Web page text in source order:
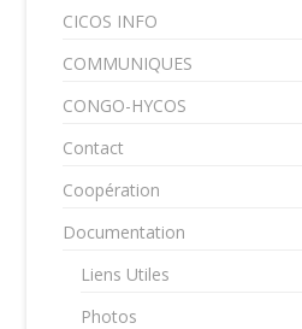
CICOS INFO
COMMUNIQUES
CONGO-HYCOS
Contact
Coopération
Documentation
Liens Utiles
Photos